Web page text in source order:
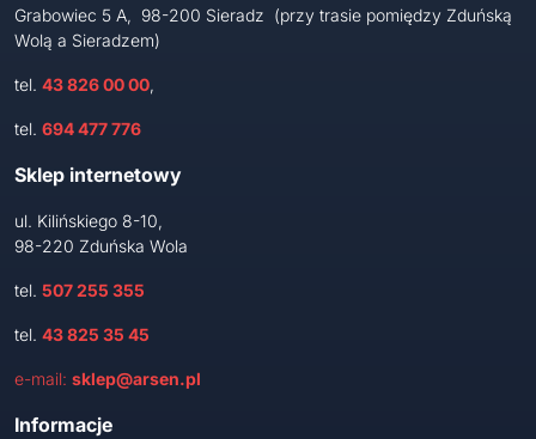
Grabowiec 5 A, 98-200 Sieradz (przy trasie pomiędzy Zduńską
Wolą a Sieradzem)
tel. 43 826 00 00,
tel. 694 477 776
Sklep internetowy
ul. Kilińskiego 8-10,
98-220 Zduńska Wola
tel. 507 255 355
tel. 43 825 35 45
e-mail: sklep@arsen.pl
Informacje